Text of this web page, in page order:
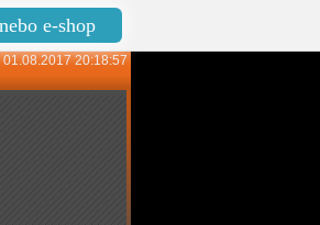
e-shop
01.08.2017 20:18:57